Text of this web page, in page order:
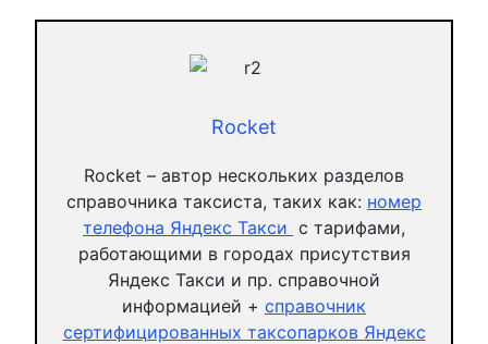
Rocket
Rocket – автор нескольких разделов
справочника таксиста, таких как: номер
телефона Яндекс Такси с тарифами,
работающими в городах присутствия
Яндекс Такси и пр. справочной
информацией + справочник
сертифицированных таксопарков Яндекс